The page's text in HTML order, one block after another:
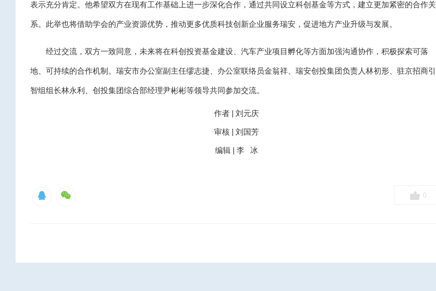
表示充分肯定。他希望双方在现有工作基础上进一步深化合作，通过共同设立科创基金等方式，建立更加紧密的合作关
系。此举也将借助学会的产业资源优势，推动更多优质科技创新企业服务瑞安，促进地方产业升级与发展。
经过交流，双方一致同意，未来将在科创投资基金建设、汽车产业项目孵化等方面加强沟通协作，积极探索可落
地、可持续的合作机制。瑞安市办公室副主任缪志捷、办公室联络员金翁祥、瑞安创投集团负责人林初形、驻京招商引
智组组长林永利、创投集团综合部经理尹彬彬等领导共同参加交流。
作者 | 刘元庆
审核 | 刘国芳
编辑 | 李 冰
0